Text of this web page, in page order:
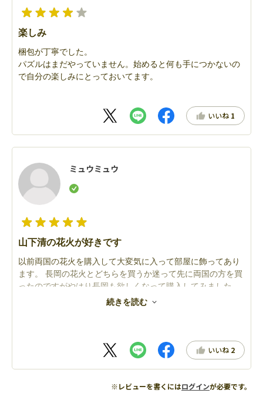
楽しみ
梱包が丁寧でした。
パズルはまだやっていません。始めると何も手につかないの
で自分の楽しみにとっておいてます。
いいね 1
ミュウミュウ
山下清の花火が好きです
以前両国の花火を購入して大変気に入って部屋に飾ってあり
ます。 長岡の花火とどちらを買うか迷って先に両国の方を買
ったのですがやはり長岡も欲しくなって購入してみました。
出来上がるのが楽しみです。 作品自体が貼り絵のため夜空の続きを読む
いいね 2
※レビューを書くにはログインが必要です。